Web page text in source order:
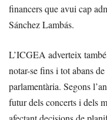
financers que avui cap
Sánchez Lambás.
L’ICGEA adverteix
notar-se fins i tot abans
parlamentària. Segons
futur dels concerts i dels